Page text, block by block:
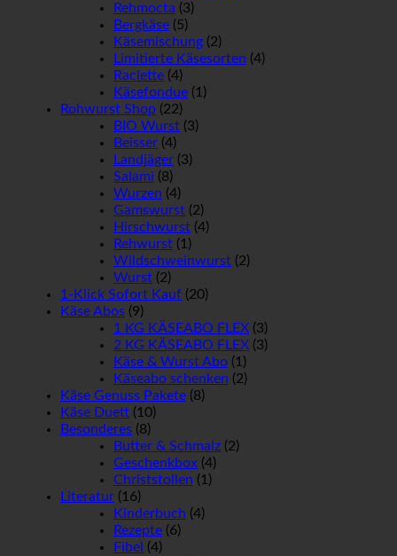
Rehmocta (3)
Bergkäse (5)
Käsemischung (2)
Limitierte Käsesorten (4)
Raclette (4)
Käsefondue (1)
Rohwurst Shop (22)
BIO Wurst (3)
Beisser (4)
Landjäger (3)
Salami (8)
Wurzen (4)
Gamswurst (2)
Hirschwurst (4)
Rehwurst (1)
Wildschweinwurst (2)
Wurst (2)
1-Klick Sofort Kauf (20)
Käse Abos (9)
1 KG KÄSEABO FLEX (3)
2 KG KÄSEABO FLEX (3)
Käse & Wurst Abo (1)
Käseabo schenken (2)
Käse Genuss Pakete (8)
Käse Duett (10)
Besonderes (8)
Butter & Schmalz (2)
Geschenkbox (4)
Christstollen (1)
Literatur (16)
Kinderbuch (4)
Rezepte (6)
Fibel (4)